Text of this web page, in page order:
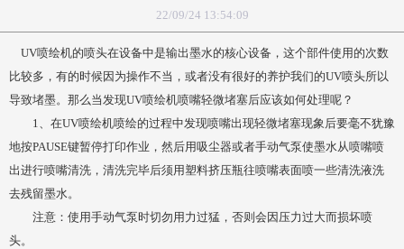
22/09/24 13:54:09
UV喷绘机的喷头在设备中是输出墨水的核心设备，这个部件使用的次数
比较多，有的时候因为操作不当，或者没有很好的养护我们的UV喷头所以
导致堵墨。那么当发现UV喷绘机喷嘴轻微堵塞后应该如何处理呢？
1、在UV喷绘机喷绘的过程中发现喷嘴出现轻微堵塞现象后要毫不犹豫
地按PAUSE键暂停打印作业，然后用吸尘器或者手动气泵使墨水从喷嘴喷
出进行喷嘴清洗，清洗完毕后须用塑料挤压瓶往喷嘴表面喷一些清洗液洗
去残留墨水。
注意：使用手动气泵时切勿用力过猛，否则会因压力过大而损坏喷
头。